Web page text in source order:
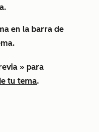
en la barra de
» para
tu tema.